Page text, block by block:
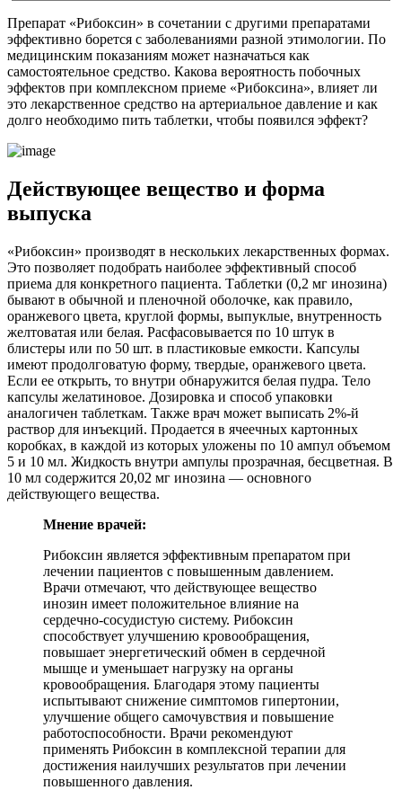
Препарат «Рибоксин» в сочетании с другими препаратами
эффективно борется с заболеваниями разной этимологии. По
медицинским показаниям может назначаться как
самостоятельное средство. Какова вероятность побочных
эффектов при комплексном приеме «Рибоксина», влияет ли
это лекарственное средство на артериальное давление и как
долго необходимо пить таблетки, чтобы появился эффект?
Действующее вещество и форма
выпуска
«Рибоксин» производят в нескольких лекарственных формах.
Это позволяет подобрать наиболее эффективный способ
приема для конкретного пациента. Таблетки (0,2 мг инозина)
бывают в обычной и пленочной оболочке, как правило,
оранжевого цвета, круглой формы, выпуклые, внутренность
желтоватая или белая. Расфасовывается по 10 штук в
блистеры или по 50 шт. в пластиковые емкости. Капсулы
имеют продолговатую форму, твердые, оранжевого цвета.
Если ее открыть, то внутри обнаружится белая пудра. Тело
капсулы желатиновое. Дозировка и способ упаковки
аналогичен таблеткам. Также врач может выписать 2%-й
раствор для инъекций. Продается в ячеечных картонных
коробках, в каждой из которых уложены по 10 ампул объемом
5 и 10 мл. Жидкость внутри ампулы прозрачная, бесцветная. В
10 мл содержится 20,02 мг инозина ― основного
действующего вещества.
Мнение врачей:
Рибоксин является эффективным препаратом при
лечении пациентов с повышенным давлением.
Врачи отмечают, что действующее вещество
инозин имеет положительное влияние на
сердечно-сосудистую систему. Рибоксин
способствует улучшению кровообращения,
повышает энергетический обмен в сердечной
мышце и уменьшает нагрузку на органы
кровообращения. Благодаря этому пациенты
испытывают снижение симптомов гипертонии,
улучшение общего самочувствия и повышение
работоспособности. Врачи рекомендуют
применять Рибоксин в комплексной терапии для
достижения наилучших результатов при лечении
повышенного давления.